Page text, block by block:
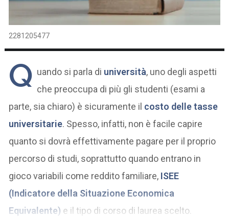
2281205477
Q uando si parla di università, uno degli aspetti
che preoccupa di più gli studenti (esami a
parte, sia chiaro) è sicuramente il costo delle tasse
universitarie. Spesso, infatti, non è facile capire
quanto si dovrà effettivamente pagare per il proprio
percorso di studi, soprattutto quando entrano in
gioco variabili come reddito familiare, ISEE
(Indicatore della Situazione Economica
Equivalente) e il tipo di corso di laurea scelto.